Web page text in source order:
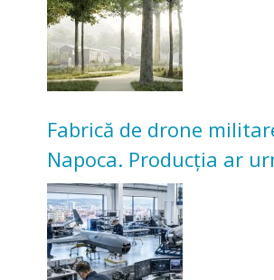
Fabrică de drone
Napoca. Producția ar
înceapă în toamna